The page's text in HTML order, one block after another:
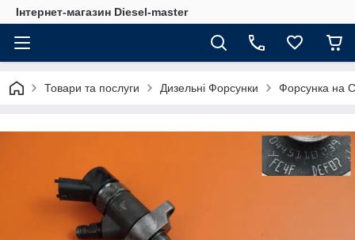
Інтернет-магазин Diesel-master
Товари та послуги Дизельні Форсунки Форсунка на